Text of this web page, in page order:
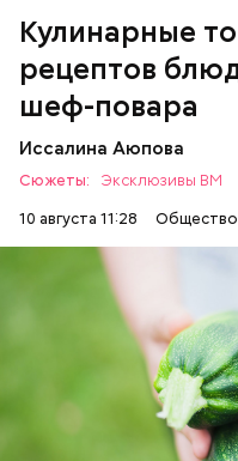
Кулинарные
рецептов
шеф-повара
Иссалина Аюпова
Сюжеты: Эксклюзивы ВМ
10 августа 11:28
Общество
Что понадобится:
РЕЦЕПТЫ
Ингредиенты